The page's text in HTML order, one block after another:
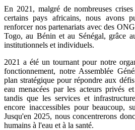
En 2021, malgré de nombreuses
certains pays africains, nous avons
renforcer nos partenariats avec des
Togo, au Bénin et au Sénégal, grâce
institutionnels et individuels.
2021 a été un tournant pour notre
fonctionnement, notre Assemblée
plan stratégique pour répondre aux
eau menacées par les acteurs privés
tandis que les services et
encore inaccessibles pour beaucoup,
Jusqu'en 2025, nous concentrerons
humains à l'eau et à la santé.